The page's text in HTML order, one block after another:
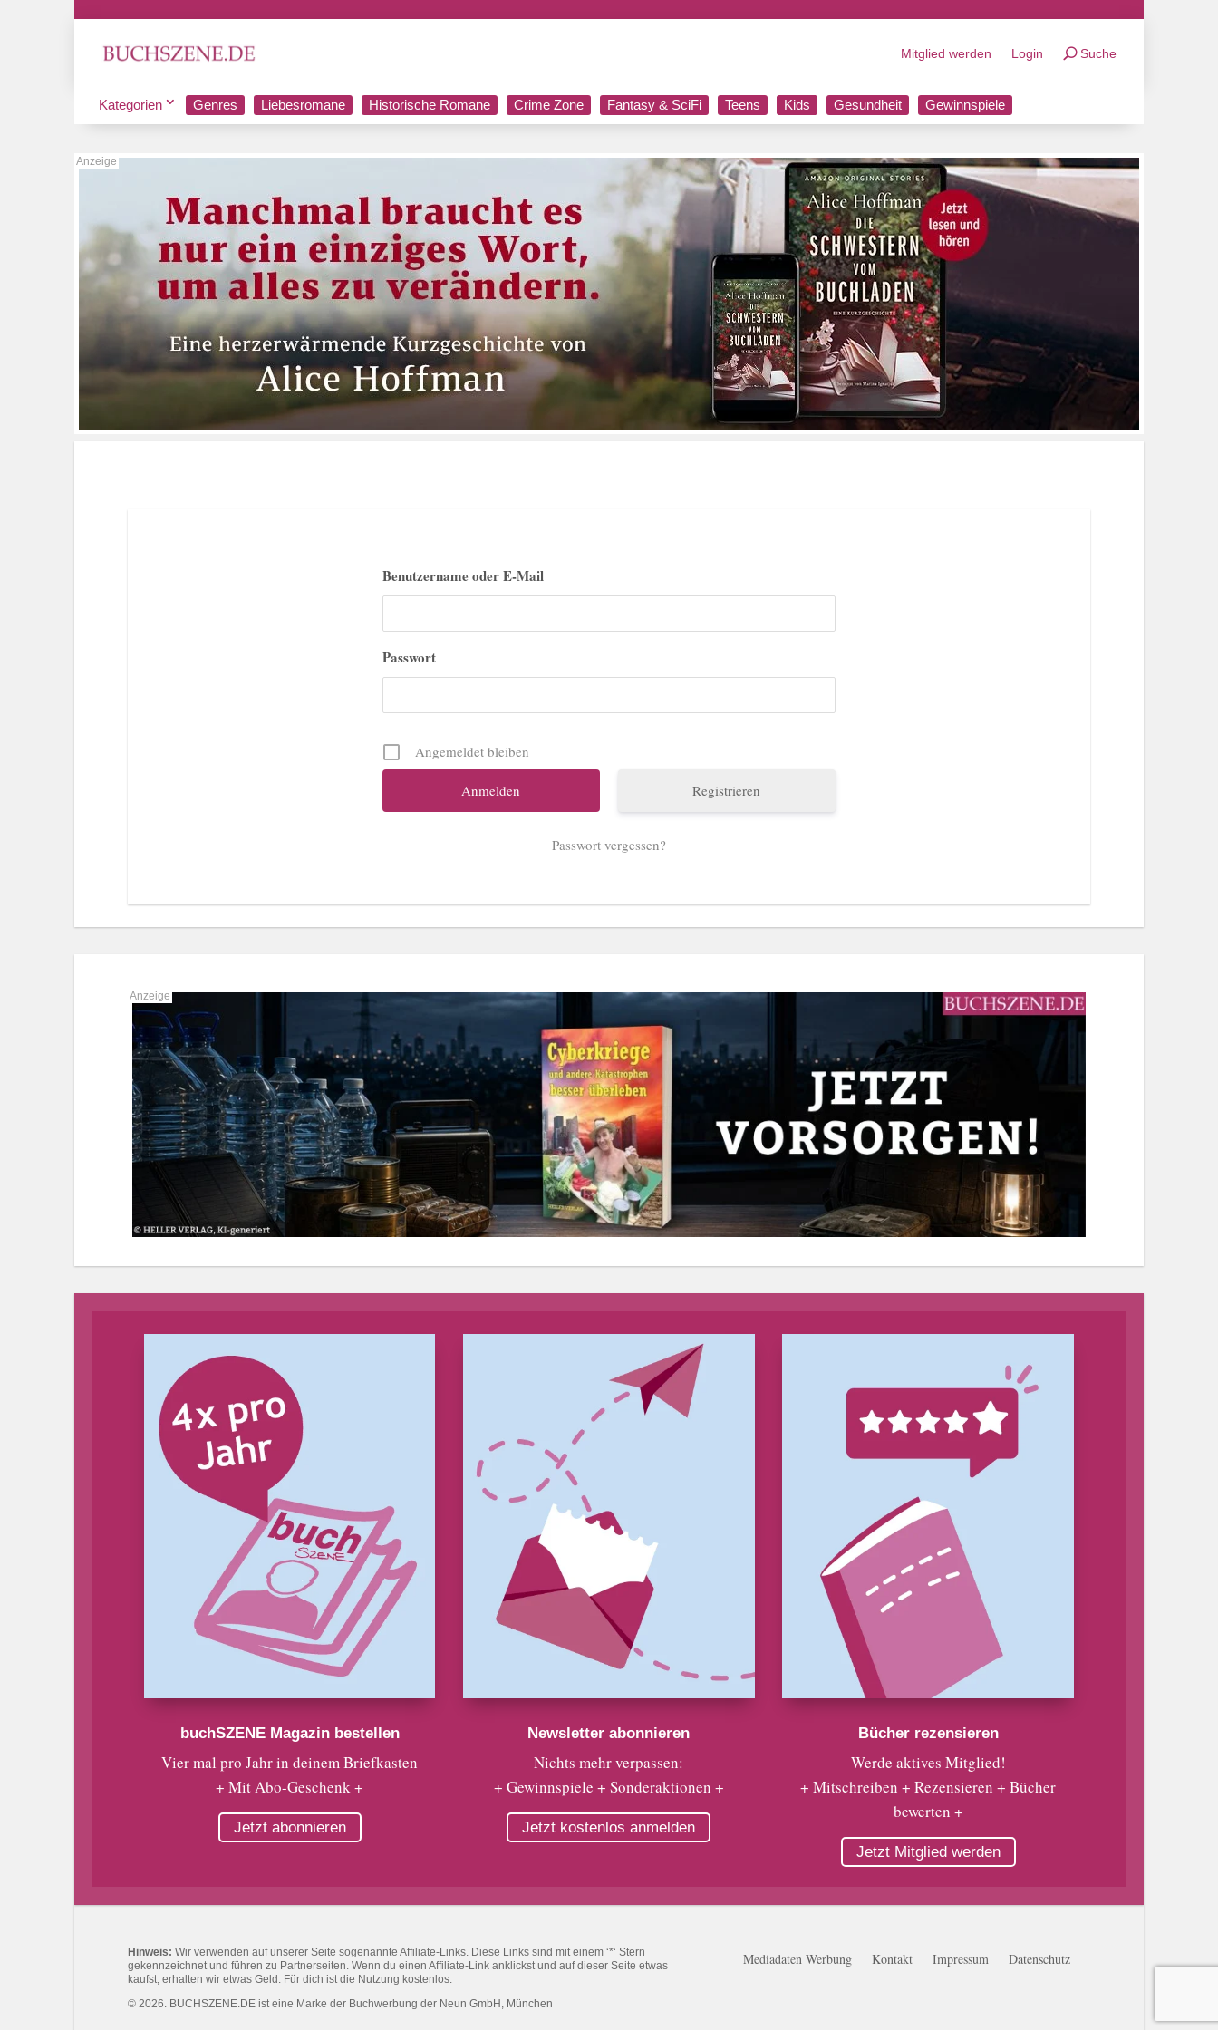
Mitglied werden Login Suche
Kategorien Genres Liebesromane Historische Romane Crime Zone Fantasy & SciFi Teens Kids Gesundheit Gewinnspiele
Benutzername oder E-Mail
Passwort
Angemeldet bleiben
Registrieren
Passwort vergessen?
buchSZENE Magazin bestellen
Vier mal pro Jahr in deinem Briefkasten
+ Mit Abo-Geschenk +
Jetzt abonnieren
Newsletter abonnieren
Nichts mehr verpassen:
+ Gewinnspiele + Sonderaktionen +
Jetzt kostenlos anmelden
Bücher rezensieren
Werde aktives Mitglied!
+ Mitschreiben + Rezensieren + Bücher
bewerten +
Jetzt Mitglied werden
Hinweis: Wir verwenden auf unserer Seite sogenannte Affiliate-Links. Diese Links sind mit einem ‘*‘ Stern
gekennzeichnet und führen zu Partnerseiten. Wenn du einen Affiliate-Link anklickst und auf dieser Seite etwas
kaufst, erhalten wir etwas Geld. Für dich ist die Nutzung kostenlos.
© 2026. BUCHSZENE.DE ist eine Marke der Buchwerbung der Neun GmbH, München
Mediadaten Werbung Kontakt Impressum Datenschutz